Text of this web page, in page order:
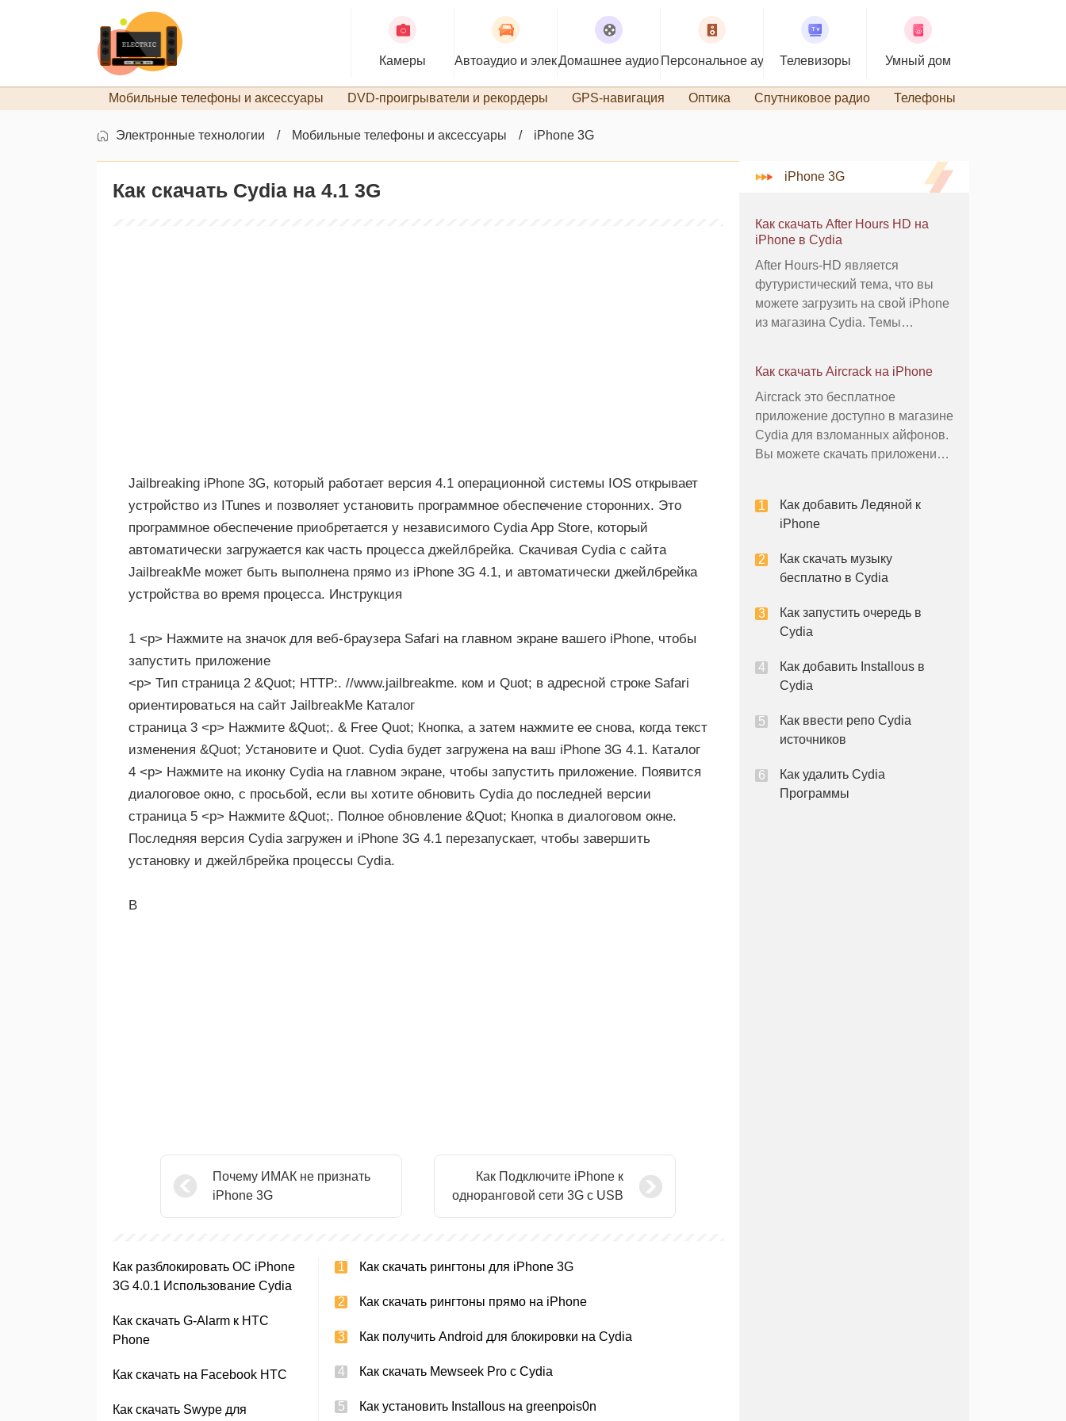
Камеры Автоаудио и электроникаДомашнее аудио Персональное аудиоТелевизоры Умный дом
Мобильные телефоны и аксессуары DVD-проигрыватели и рекордеры GPS-навигация Оптика Спутниковое радио Телефоны
Электронные технологии Мобильные телефоны и аксессуары iPhone 3G
Как скачать Cydia на 4.1 3G
Jailbreaking iPhone 3G, который работает версия 4.1 операционной системы IOS открывает
устройство из ITunes и позволяет установить программное обеспечение сторонних. Это
программное обеспечение приобретается у независимого Cydia App Store, который
автоматически загружается как часть процесса джейлбрейка. Скачивая Cydia с сайта
JailbreakMe может быть выполнена прямо из iPhone 3G 4.1, и автоматически джейлбрейка
устройства во время процесса. Инструкция
1 <р> Нажмите на значок для веб-браузера Safari на главном экране вашего iPhone, чтобы
запустить приложение
<р> Тип страница 2 &Quot; HTTP:. //www.jailbreakme. ком и Quot; в адресной строке Safari
ориентироваться на сайт JailbreakMe Каталог
страница 3 <р> Нажмите &Quot;. & Free Quot; Кнопка, а затем нажмите ее снова, когда текст
изменения &Quot; Установите и Quot. Cydia будет загружена на ваш iPhone 3G 4.1. Каталог
4 <р> Нажмите на иконку Cydia на главном экране, чтобы запустить приложение. Появится
диалоговое окно, с просьбой, если вы хотите обновить Cydia до последней версии
страница 5 <р> Нажмите &Quot;. Полное обновление &Quot; Кнопка в диалоговом окне.
Последняя версия Cydia загружен и iPhone 3G 4.1 перезапускает, чтобы завершить
установку и джейлбрейка процессы Cydia.
В
Почему ИМАК не признать
iPhone 3G
Как Подключите iPhone к
одноранговой сети 3G с USB
Как разблокировать ОС iPhone
3G 4.0.1 Использование Cydia
Как скачать G-Alarm к HTC
Phone
Как скачать на Facebook HTC
Как скачать Swype для
Как скачать рингтоны для iPhone 3G
Как скачать рингтоны прямо на iPhone
Как получить Android для блокировки на Cydia
Как скачать Mewseek Pro с Cydia
Как установить Installous на greenpois0n
iPhone 3G
Как скачать After Hours HD на
iPhone в Cydia
After Hours-HD является
футуристический тема, что вы
можете загрузить на свой iPhone
из магазина Cydia. Темы
изображения, меню и значки.
Установлен Cydia магазин на
iPhone во время процесса
джейлбрейка. В то время как
джейлбрейка не нарушать закон,
Как скачать Aircrack на iPhone
Aircrack это бесплатное
приложение доступно в магазине
Cydia для взломанных айфонов.
Вы можете скачать приложение
Cydia. Aircrack позволяет
взломать пароль для
используя свой iPhone. Вы
должны, однако, только
использова
Как добавить Ледяной к
iPhone
Как скачать музыку
бесплатно в Cydia
Как запустить очередь в
Cydia
Как добавить Installous в
Cydia
Как ввести репо Cydia
источников
Как удалить Cydia
Программы